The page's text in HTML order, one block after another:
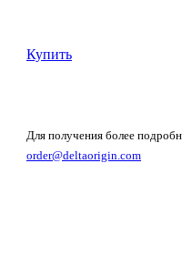
Купить
Для получения более
order@deltaorigin.com